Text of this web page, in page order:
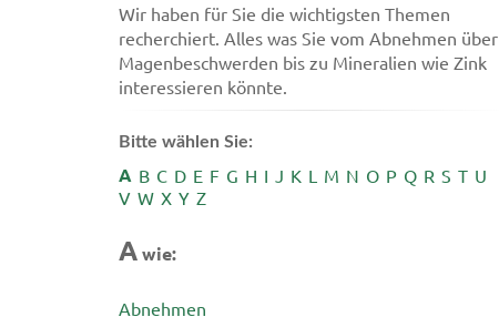
Wir haben für Sie die wichtigsten Themen
recherchiert. Alles was Sie vom Abnehmen über
Magenbeschwerden bis zu Mineralien wie Zink
interessieren könnte.
Bitte wählen Sie:
A B C D E F G H I J K L M N O P Q R S T U
V W X Y Z
Awie:
Abnehmen